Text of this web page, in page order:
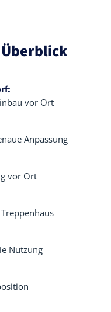
vor Ort
Anpassung
vor Ort
Nutzung